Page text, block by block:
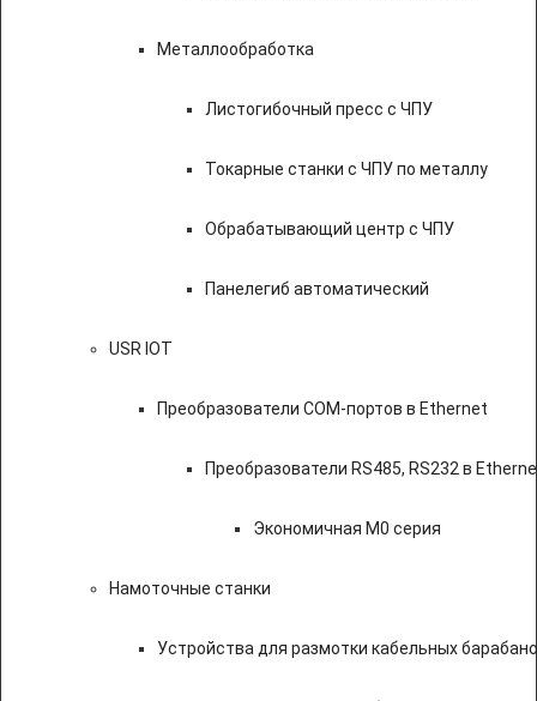
Металлообработка
Листогибочный пресс с ЧПУ
Токарные станки с ЧПУ по металлу
Обрабатывающий центр с ЧПУ
Панелегиб автоматический
USR IOT
Преобразователи COM-портов в Ethernet
Преобразователи RS485, RS232 в
Экономичная M0 серия
Намоточные станки
Устройства для размотки кабельных